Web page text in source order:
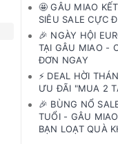
🤩 GÂU MIAO
SIÊU SALE CỰC
🎉 NGÀY HỘI
TẠI GÂU MIAO -
ĐƠN NGAY
⚡️ DEAL HỜI
ƯU ĐÃI "MUA 2
🎉 BÙNG NỔ
TUỔI - GÂU
BẠN LOẠT QUÀ